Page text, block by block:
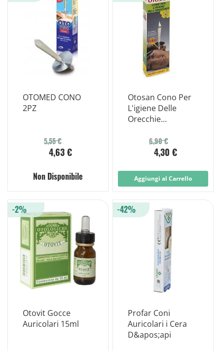
OTOMED CONO
2PZ
5,55 €
4,63 €
Non Disponibile
Otosan Cono Per
L'igiene Delle
Orecchie
6,90 €
4,30 €
Aggiungi al Carrello
Otovit Gocce
Auricolari 15ml
-2%
Profar Coni
Auricolari i Cera
D&apos;api
-42%